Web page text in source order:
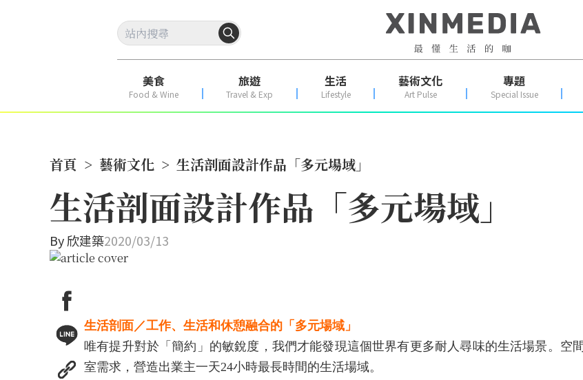
美食
Food & Wine
旅遊
Travel & Exp
生活
Lifestyle
藝術文化
Art Pulse
專題
Special Issue
首頁 > 藝術文化 > 生活剖面設計作品「多元場域」
生活剖面設計作品「多元場域」
By欣建築2020/03/13
生活剖面／工作、生活和休憩融合的「多元場域」
唯有提升對於「簡約」的敏銳度，我們才能發現這個世界有更多耐人尋味的生活場景。
室需求，營造出業主一天24小時最長時間的生活場域。